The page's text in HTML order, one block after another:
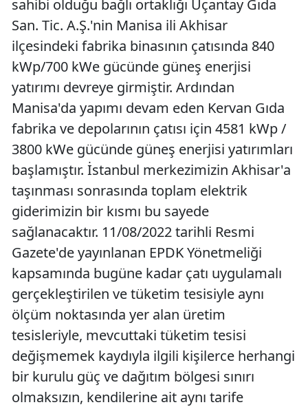
sahibi olduğu bağlı ortaklığı Uçantay Gıda
San. Tic. A.Ş.'nin Manisa ili Akhisar
ilçesindeki fabrika binasının çatısında 840
kWp/700 kWe gücünde güneş enerjisi
yatırımı devreye girmiştir. Ardından
Manisa'da yapımı devam eden Kervan Gıda
fabrika ve depolarının çatısı için 4581 kWp /
3800 kWe gücünde güneş enerjisi yatırımları
başlamıştır. İstanbul merkezimizin Akhisar'a
taşınması sonrasında toplam elektrik
giderimizin bir kısmı bu sayede
sağlanacaktır. 11/08/2022 tarihli Resmi
Gazete'de yayınlanan EPDK Yönetmeliği
kapsamında bugüne kadar çatı uygulamalı
gerçekleştirilen ve tüketim tesisiyle aynı
ölçüm noktasında yer alan üretim
tesisleriyle, mevcuttaki tüketim tesisi
değişmemek kaydıyla ilgili kişilerce herhangi
bir kurulu güç ve dağıtım bölgesi sınırı
olmaksızın, kendilerine ait aynı tarife